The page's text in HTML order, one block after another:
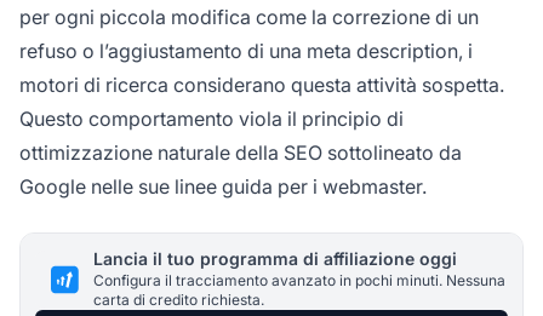
per ogni piccola modifica come la correzione di un
refuso o l’aggiustamento di una meta description, i
motori di ricerca considerano questa attività sospetta.
Questo comportamento viola il principio di
ottimizzazione naturale della SEO sottolineato da
Google nelle sue linee guida per i webmaster.
Lancia il tuo programma di affiliazione oggi
Configura il tracciamento avanzato in pochi minuti. Nessuna
carta di credito richiesta.